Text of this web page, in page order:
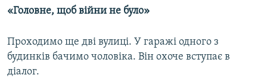
«Головне, щоб війни не було»
Проходимо ще дві вулиці. У гаражі одного з
будинків бачимо чоловіка. Він охоче вступає в
діалог.